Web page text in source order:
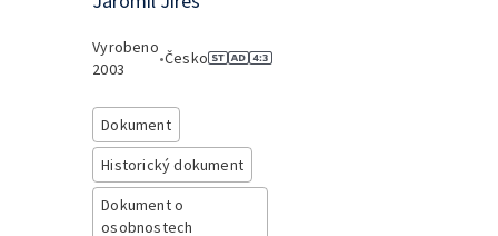
Vyrobeno
2003
•Česko
Dokument
Historický dokument
Dokument o
osobnostech